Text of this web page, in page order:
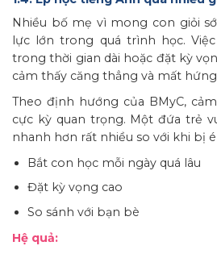
Nhiều bố mẹ vì mong con giỏi
lực lớn trong quá trình học.
trong thời gian dài hoặc đặt kỳ
cảm thấy căng thẳng và mất
Theo định hướng của BMyC,
cực kỳ quan trọng. Một đứa trẻ
nhanh hơn rất nhiều so với khi bị
Bắt con học mỗi ngày quá lâu
Đặt kỳ vọng cao
So sánh với bạn bè
Hệ quả: